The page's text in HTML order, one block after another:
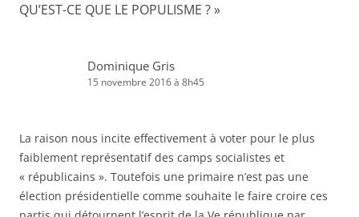
QU’EST-CE QUE LE POPULISME ?»
Dominique Gris
15 novembre 2016 à 8h45
La raison nous incite effectivement à voter pour le plus
faiblement représentatif des camps socialistes et
« républicains ». Toutefois une primaire n’est pas une
élection présidentielle comme souhaite le faire croire ces